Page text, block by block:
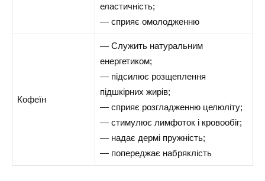
еластичність;
— сприяє омолодженню
Кофеїн
— Служить натуральним
енергетиком;
— підсилює розщеплення
підшкірних жирів;
— сприяє розгладженню целюліту;
— стимулює лимфоток і кровообіг;
— надає дермі пружність;
— попереджає набряклість